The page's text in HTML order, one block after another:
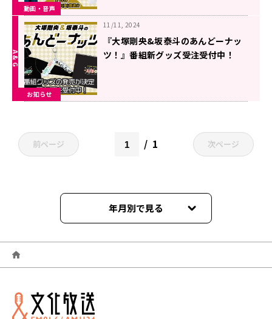
動画・音声
お知らせ
11/11, 2024
『大塚剛央&坂泰斗のあんどーナッ
ツ！』番組新グッズ受注受付中！
前ページ 1 次ページ
年月別で見る
2025年03月
2025年02月
2025年01月